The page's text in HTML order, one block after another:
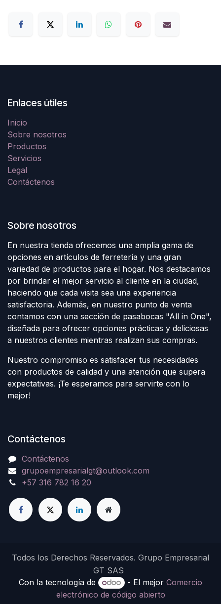
Enlaces útiles
Inicio
Sobre nosotros
Productos
Servicios
Legal
Contáctenos
Sobre nosotros
En nuestra tienda ofrecemos una amplia gama de
opciones en artículos de ferretería y una gran
variedad de productos para el hogar. Nos destacamos
por brindar el mejor servicio al cliente en la ciudad,
haciendo que cada visita sea una experiencia
satisfactoria. Además, en nuestro punto de venta
contamos con una sección de pasabocas "All in One",
diseñada para ofrecer opciones prácticas y deliciosas
a nuestros clientes mientras realizan sus compras.
Nuestro compromiso es satisfacer tus necesidades
con productos de calidad y una atención que supera
expectativas. ¡Te esperamos para servirte con lo
mejor!
Contáctenos
Contáctenos
grupoempresarialgt@outlook.com
+57 316 782 16 20
Todos los Derechos Reservados. Grupo Empresarial
GT SAS
Con la tecnología de
- El mejorComercio
electrónico de código abierto